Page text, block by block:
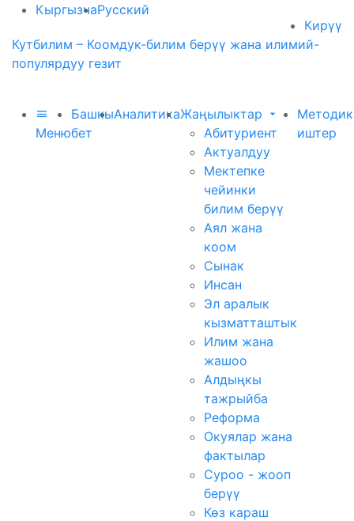
КыргызчаРусский
Кирүү
Кутбилим – Коомдук-билим берүү жана илимий-
популярдуу гезит
Меню
Башкы
бет
АналитикаЖаңылыктар
Абитуриент
Актуалдуу
Мектепке
чейинки
билим берүү
Аял жана
коом
Сынак
Инсан
Эл аралык
кызматташтык
Илим жана
жашоо
Алдыңкы
тажрыйба
Реформа
Окуялар жана
фактылар
Суроо - жооп
берүү
Көз караш
иштер